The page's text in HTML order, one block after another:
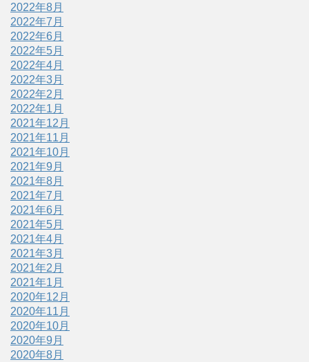
2022年8月
2022年7月
2022年6月
2022年5月
2022年4月
2022年3月
2022年2月
2022年1月
2021年12月
2021年11月
2021年10月
2021年9月
2021年8月
2021年7月
2021年6月
2021年5月
2021年4月
2021年3月
2021年2月
2021年1月
2020年12月
2020年11月
2020年10月
2020年9月
2020年8月